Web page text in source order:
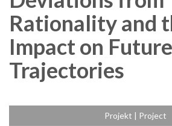
Rationality and
Impact on Future
Trajectories
Projekt | Project